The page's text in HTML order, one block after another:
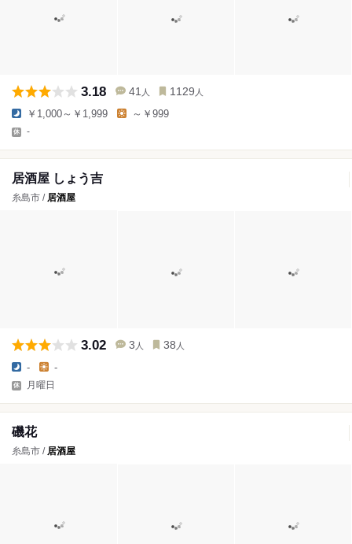
3.18 41 人 1129 人
￥1,000～￥1,999 ～￥999
-
居酒屋 しょう吉
糸島市 / 居酒屋
3.02 3 人 38 人
- -
月曜日
磯花
糸島市 / 居酒屋